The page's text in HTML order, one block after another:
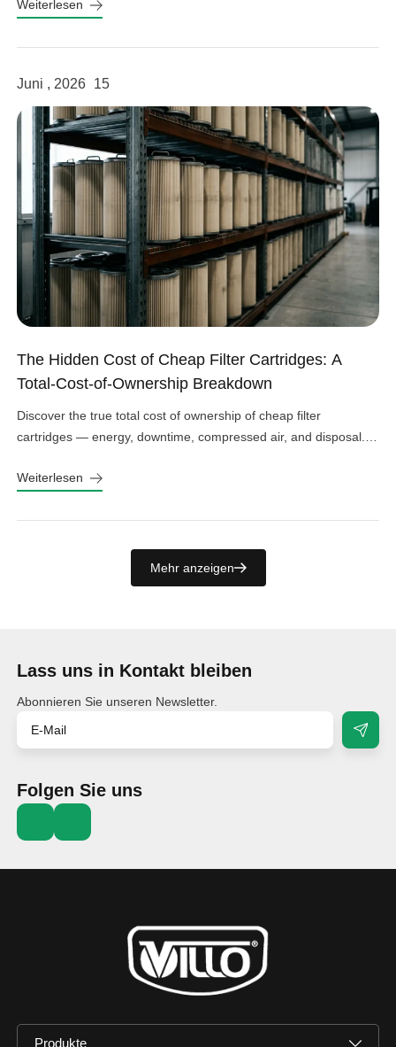
equipment protection. Hazardous welding fumes, fine grinding
sensitive factory equipment, and impact product quality if not
Weiterlesen
Juni , 2026 15
The Hidden Cost of Cheap Filter Cartridges: A
Total-Cost-of-Ownership Breakdown
Discover the true total cost of ownership of cheap filter
cartridges — energy, downtime, compressed air, and disposal.
Weiterlesen
Mehr anzeigen
Lass uns in Kontakt bleiben
Abonnieren Sie unseren Newsletter.
Folgen Sie uns
Produkte